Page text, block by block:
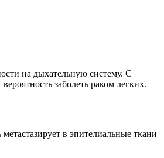
на дыхательную систему. С
заболеть раком легких.
в эпителиальные ткани